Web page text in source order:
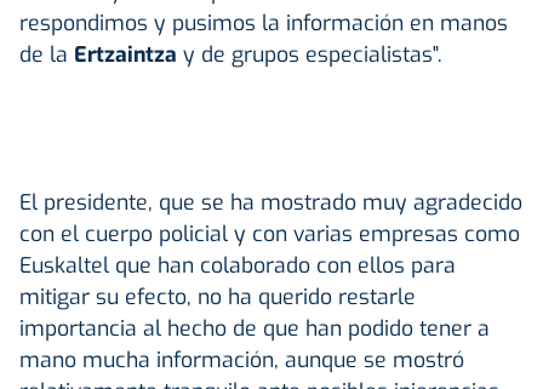
respondimos y pusimos la información en manos
de la Ertzaintza y de grupos especialistas".
El presidente, que se ha mostrado muy agradecido
con el cuerpo policial y con varias empresas como
Euskaltel que han colaborado con ellos para
mitigar su efecto, no ha querido restarle
importancia al hecho de que han podido tener a
mano mucha información, aunque se mostró